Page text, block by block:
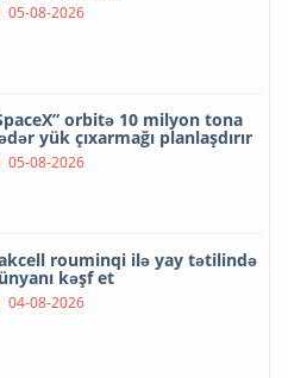
05-08-2026
orbitə 10 milyon tona
yük çıxarmağı planlaşdırır
05-08-2026
rouminqi ilə yay tətilində
kəşf et
04-08-2026